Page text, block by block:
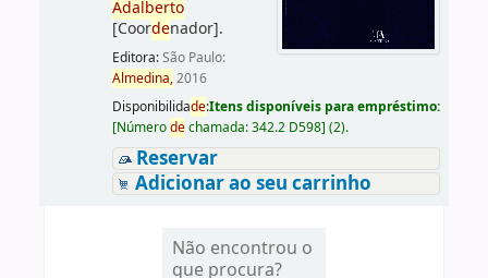
Adalberto
[Coordenador].
Editora:São Paulo:
Almedina,2016
Disponibilidade:Itens disponíveis para empréstimo:
[Númerodechamada:342.2 D598] (2).
Reservar
Adicionar ao seu carrinho
Não encontrou o
que procura?